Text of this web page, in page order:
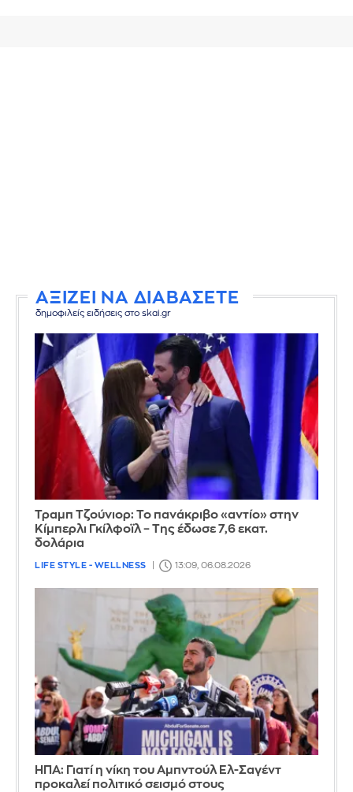
ΑΞΙΖΕΙ ΝΑ ΔΙΑΒΑΣΕΤΕ
δημοφιλείς ειδήσεις στο skai.gr
Τραμπ Τζούνιορ: Το πανάκριβο «αντίο» στην
Κίμπερλι Γκίλφοϊλ – Της έδωσε 7,6 εκατ.
δολάρια
LIFE STYLE - WELLNESS 13:09, 06.08.2026
ΗΠΑ: Γιατί η νίκη του Αμπντούλ Ελ-Σαγέντ
προκαλεί πολιτικό σεισμό στους